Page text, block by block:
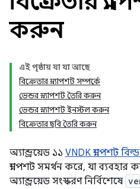
করুন
এই পৃষ্ঠায় যা যা আছে
বিক্রেতার স্ন্যাপশট সম্পর্কে
ভেন্ডর স্ন্যাপশট তৈরি করুন
ভেন্ডর স্ন্যাপশট ইনস্টল করুন
বিক্রেতার ছবি তৈরি করুন
অ্যান্ড্রয়েড ১১ VNDK স্ন্যাপশট
স্ন্যাপশট সমর্থন করে, যা ব্যবহার
অ্যান্ড্রয়েড সংস্করণ নির্বিশেষে